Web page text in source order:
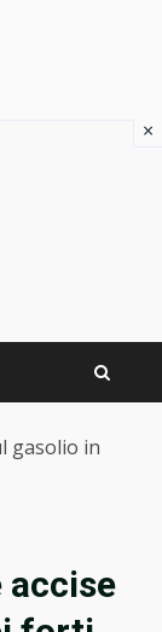
gasolio in
accise
×